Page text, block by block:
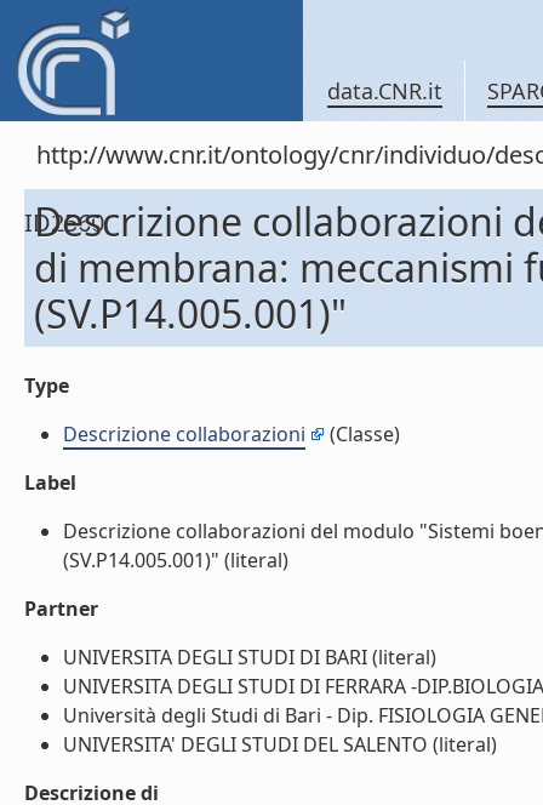
data.CNR.it
http://www.cnr.it/ontology/cnr/individuo/
ID2560
Descrizione collaborazioni
di membrana: meccanismi
(SV.P14.005.001)"
Type
Descrizione collaborazioni
(Classe)
Label
Descrizione collaborazioni del modulo "Sistemi
(SV.P14.005.001)" (literal)
Partner
UNIVERSITA DEGLI STUDI DI BARI (literal)
UNIVERSITA DEGLI STUDI DI FERRARA -
Università degli Studi di Bari - Dip. FISIOLOGIA
UNIVERSITA' DEGLI STUDI DEL SALENTO (literal)
Descrizione di